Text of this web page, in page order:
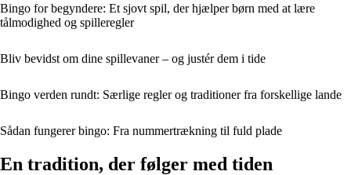
Bingo for begyndere: Et sjovt spil, der hjælper børn med at lære
tålmodighed og spilleregler
Bliv bevidst om dine spillevaner – og justér dem i tide
Bingo verden rundt: Særlige regler og traditioner fra forskellige lande
Sådan fungerer bingo: Fra nummertrækning til fuld plade
En tradition, der følger med tiden